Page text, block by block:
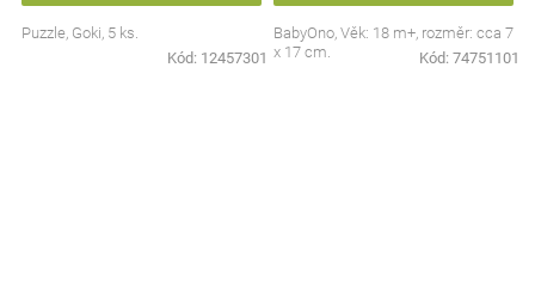
Puzzle, Goki, 5 ks.
Kód: 12457301
BabyOno, Věk: 18 m+, rozměr: cca 7
x 17 cm.
Kód: 74751101